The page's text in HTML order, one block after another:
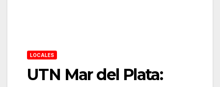
LOCALES
UTN Mar del Plata: